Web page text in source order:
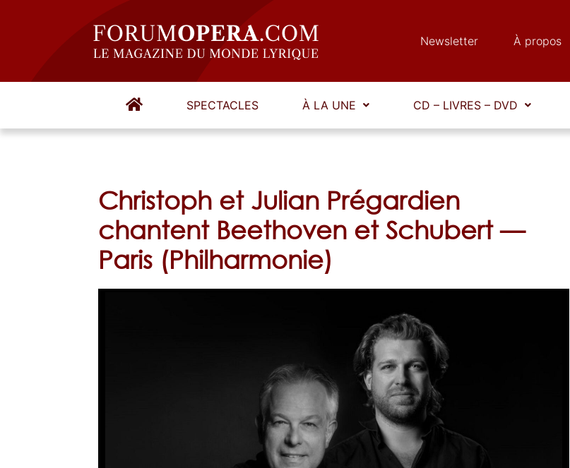
Newsletter À propos
SPECTACLES À LA UNE CD – LIVRES – DVD
Christoph et Julian Prégardien
chantent Beethoven et Schubert —
Paris (Philharmonie)